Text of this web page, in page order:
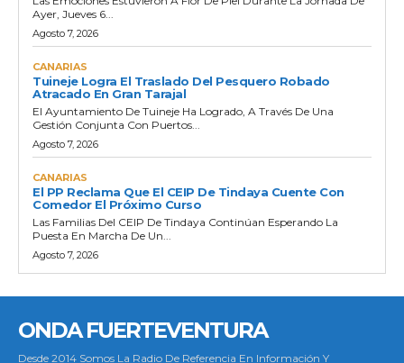
Ayer, Jueves 6...
Agosto 7, 2026
CANARIAS
Tuineje Logra El Traslado Del Pesquero Robado
Atracado En Gran Tarajal
El Ayuntamiento De Tuineje Ha Logrado, A Través De Una
Gestión Conjunta Con Puertos...
Agosto 7, 2026
CANARIAS
El PP Reclama Que El CEIP De Tindaya Cuente Con
Comedor El Próximo Curso
Las Familias Del CEIP De Tindaya Continúan Esperando La
Puesta En Marcha De Un...
Agosto 7, 2026
ONDA FUERTEVENTURA
Desde 2014 Somos La Radio De Referencia En Información Y